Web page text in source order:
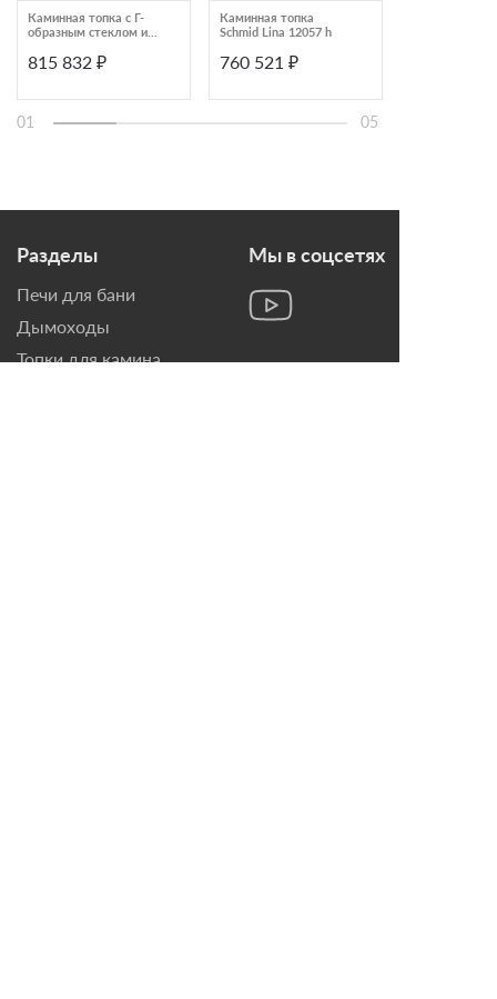
Каминная топка с Г-
образным стеклом и
Schmid Ekko L
815 832 ₽
Каминная топка
Schmid Lina 12057 h
760 521 ₽
01 05
Разделы
Печи для бани
Дымоходы
Топки для камина
Мы в соцсетях